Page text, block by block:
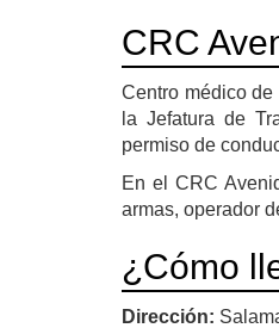
CRC
Centro médico
la Jefatura de
permiso de
En el CRC
armas, operador
¿Cómo
Dirección: